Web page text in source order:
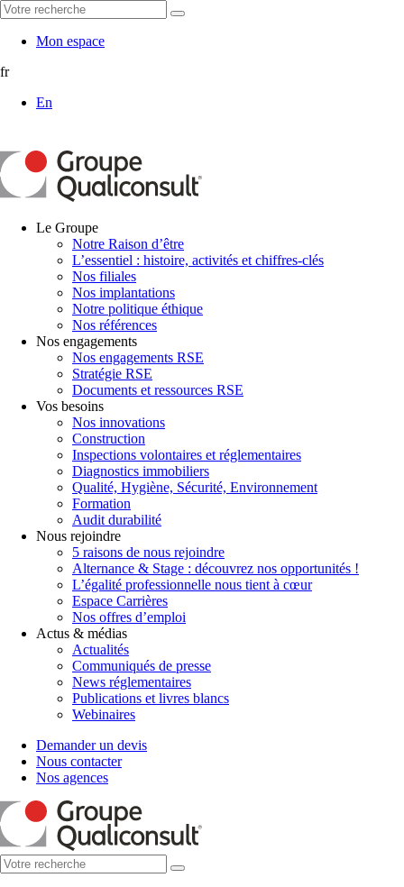
Mon espace
fr
En
Le Groupe
Notre Raison d’être
L’essentiel : histoire, activités et chiffres-clés
Nos filiales
Nos implantations
Notre politique éthique
Nos références
Nos engagements
Nos engagements RSE
Stratégie RSE
Documents et ressources RSE
Vos besoins
Nos innovations
Construction
Inspections volontaires et réglementaires
Diagnostics immobiliers
Qualité, Hygiène, Sécurité, Environnement
Formation
Audit durabilité
Nous rejoindre
5 raisons de nous rejoindre
Alternance & Stage : découvrez nos opportunités !
L’égalité professionnelle nous tient à cœur
Espace Carrières
Nos offres d’emploi
Actus & médias
Actualités
Communiqués de presse
News réglementaires
Publications et livres blancs
Webinaires
Demander un devis
Nous contacter
Nos agences